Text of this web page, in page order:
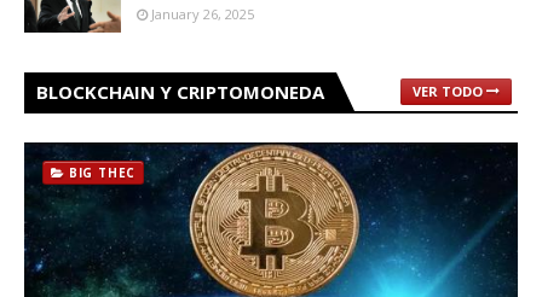
January 26, 2025
BLOCKCHAIN Y CRIPTOMONEDA VER TODO
BIG THEC